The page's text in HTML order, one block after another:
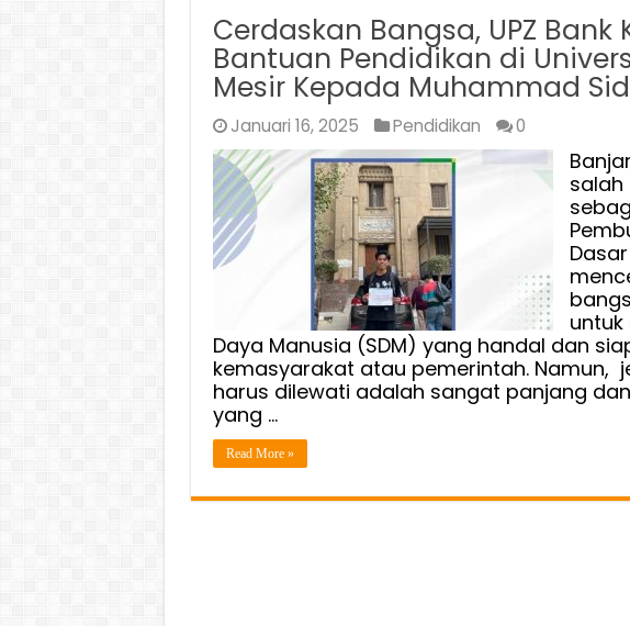
Cerdaskan Bangsa, UPZ Bank
Bantuan Pendidikan di
Mesir Kepada Muhammad
Januari 16, 2025 Pendidikan 0
salah
Daya Manusia (SDM) yang handal dan
kemasyarakat atau pemerintah. Namun,
harus dilewati adalah sangat panjang
yang …
Read More »